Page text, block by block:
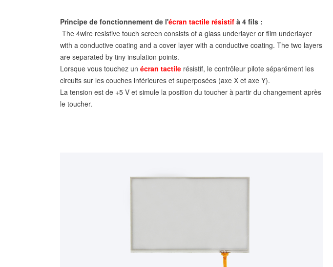
Principe de fonctionnement de l'écran tactile résistif à 4 fils :
The 4wire resistive touch screen consists of a glass underlayer or film underlayer
with a conductive coating and a cover layer with a conductive coating. The two layers
are separated by tiny insulation points.
Lorsque vous touchez unécran tactile résistif, le contrôleur pilote séparément les
circuits sur les couches inférieures et superposées (axe X et axe Y).
La tension est de +5 V et simule la position du toucher à partir du changement après
le toucher.